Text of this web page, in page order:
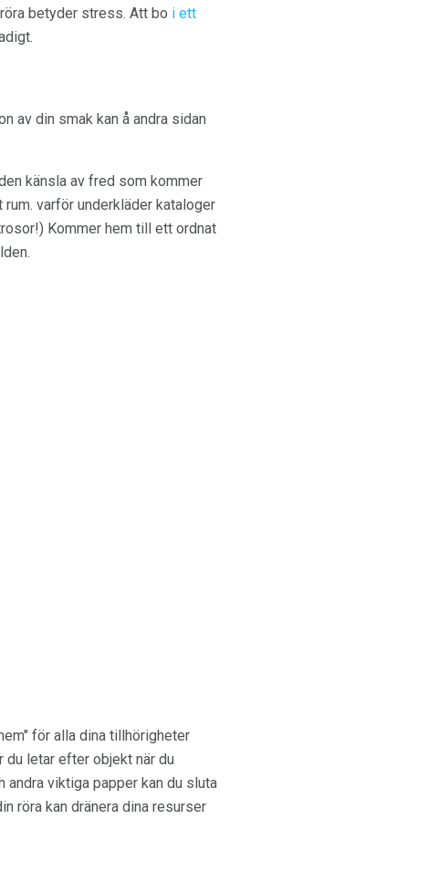
betyder stress. Att bo i ett
av din smak kan å andra sidan
känsla av fred som kommer
varför underkläder kataloger
Kommer hem till ett ordnat
för alla dina tillhörigheter
letar efter objekt när du
andra viktiga papper kan du sluta
röra kan dränera dina resurser